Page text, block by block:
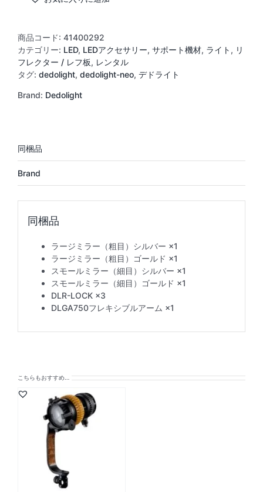
チ
ミ
ラ
ー
枚
商品コード: 41400292
カテゴリー: LED, LEDアクセサリー, サポート機材, ライト , リ
フレクター / レフ板, レンタル
タグ: dedolight, dedolight-neo, デドライト
Brand: Dedolight
Brand
ラージミラー（粗目）シルバー ×1
ラージミラー（粗目）ゴールド ×1
スモールミラー（細目）シルバー ×1
スモールミラー（細目）ゴールド ×1
DLR-LOCK ×3
DLGA750フレキシブルアーム ×1
こちらもおすすめ…